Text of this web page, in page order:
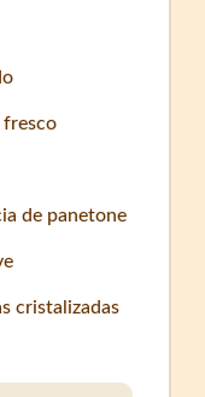
fresco
de panetone
cristalizadas